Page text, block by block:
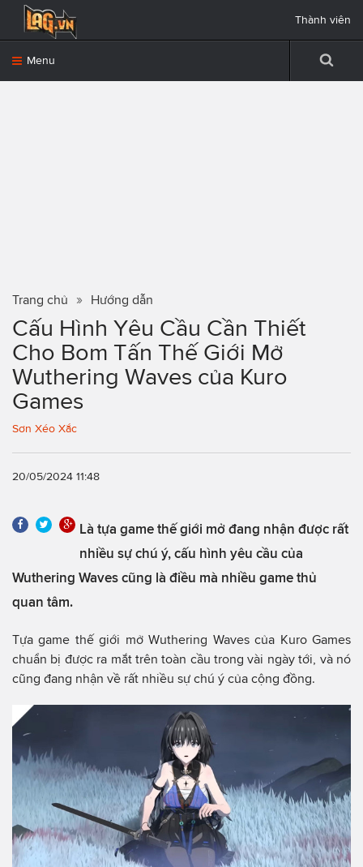
Menu
Thành viên
Trang chủ Hướng dẫn
Cấu Hình Yêu Cầu Cần Thiết
Cho Bom Tấn Thế Giới Mở
Wuthering Waves của Kuro
Games
Sơn Xéo Xắc
20/05/2024 11:48
Là tựa game thế giới mở đang nhận được rất
nhiều sự chú ý, cấu hình yêu cầu của
Wuthering Waves cũng là điều mà nhiều game thủ
quan tâm.
Tựa game thế giới mở Wuthering Waves của Kuro Games
chuẩn bị được ra mắt trên toàn cầu trong vài ngày tới, và nó
cũng đang nhận về rất nhiều sự chú ý của cộng đồng.